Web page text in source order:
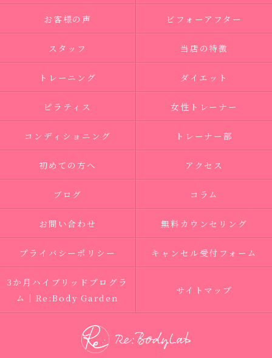
お客様の声 ビフォーアフター
スタッフ 当店の特徴
トレーニング ダイエット
ピラティス 女性トレーナー
コンディショニング トレーナー部
初めての方へ アクセス
ブログ コラム
お問い合わせ 無料カウンセリング
プライバシーポリシー キャンセル受付フォーム
3か月ハイブリッドプログラ
ム｜Re:Body Garden
サイトマップ